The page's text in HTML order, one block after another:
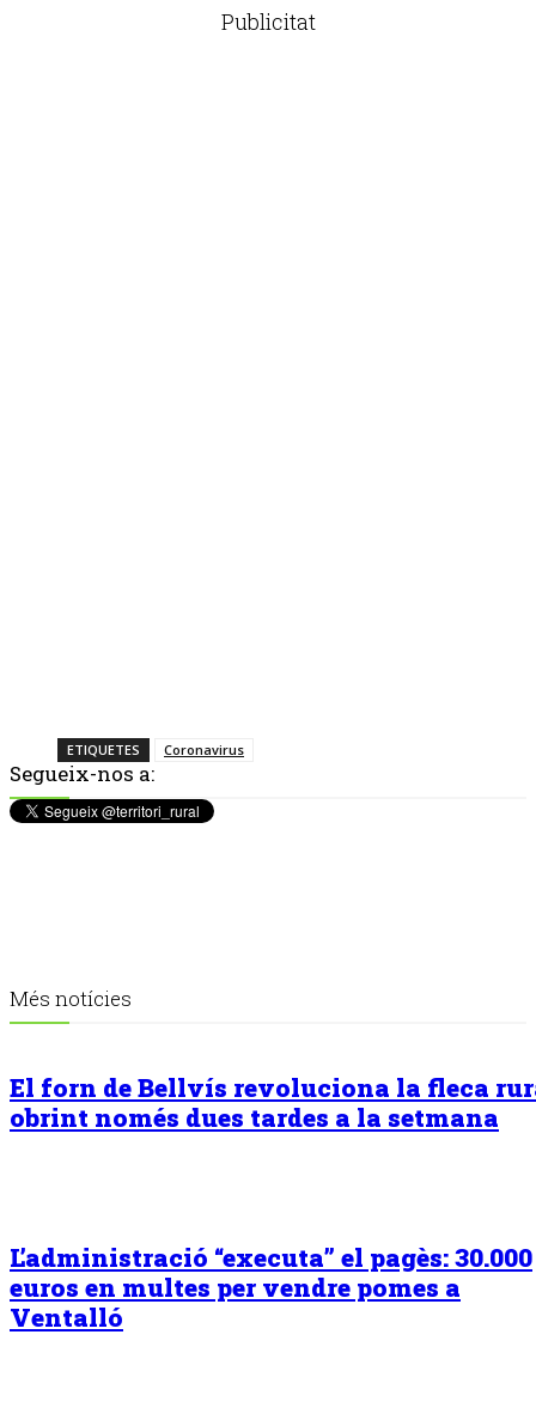
Publicitat
ETIQUETES Coronavirus
Segueix-nos a:
Més notícies
El forn de Bellvís revoluciona la fleca
obrint només dues tardes a la setmana
L’administració “executa” el pagès: 30.000
euros en multes per vendre pomes a
Ventalló